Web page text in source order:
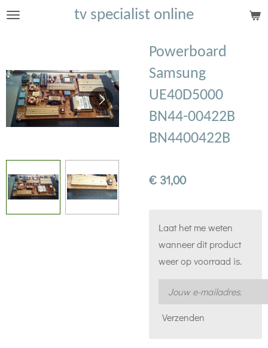
Ga
hoofdinhoud
tv specialist online
Powerboard
Samsung
UE40D5000
BN44-00422B
BN4400422B
€ 31,00
Laat het me weten
wanneer dit product
weer op voorraad is.
Verzenden